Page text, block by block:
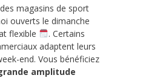
magasins de sport
ouverts le dimanche
flexible
. Certains
adaptent leurs
end. Vous bénéficiez
amplitude